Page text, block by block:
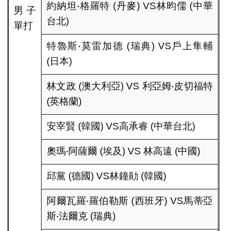
男子
單打
約納坦‧格羅特 (丹麥) VS林昀儒 (中華
台北)
特魯斯‧莫雷加德 (瑞典) VS戶上隼輔
(日本)
林文政 (澳大利亞) VS 利亞姆‧皮切福特
(英格蘭)
安宰賢 (韓國) VS高承睿 (中華台北)
奧瑪‧阿薩爾 (埃及) VS 林高遠 (中國)
邱黨 (德國) VS林鐘勛 (韓國)
阿爾瓦羅‧羅伯勒斯 (西班牙) VS馬蒂亞
斯‧法爾克 (瑞典)